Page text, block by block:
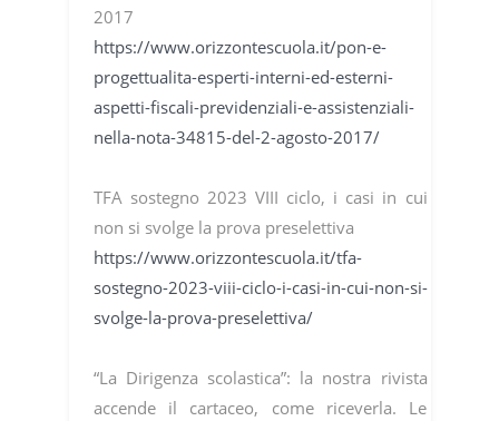
2017
https://www.orizzontescuola.it/pon-e-
progettualita-esperti-interni-ed-esterni-
aspetti-fiscali-previdenziali-e-assistenziali-
nella-nota-34815-del-2-agosto-2017/
TFA sostegno 2023 VIII ciclo, i casi in cui
non si svolge la prova preselettiva
https://www.orizzontescuola.it/tfa-
sostegno-2023-viii-ciclo-i-casi-in-cui-non-si-
svolge-la-prova-preselettiva/
“La Dirigenza scolastica”: la nostra rivista
accende il cartaceo, come riceverla. Le